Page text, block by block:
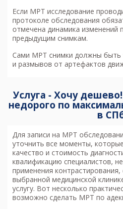
Если МРТ исследование
протоколе обследования
отмечена динамика изменений
предыдущим снимкам.
Сами МРТ снимки должны быть
и размывов от артефактов
Услуга - Хочу
недорого по
в
Для записи на МРТ
уточнить все моменты,
качество и стоимость
квалификацию специалистов,
применения контрастирования,
выбранной медицинской
услугу. Вот несколько
возможно сделать МРТ по